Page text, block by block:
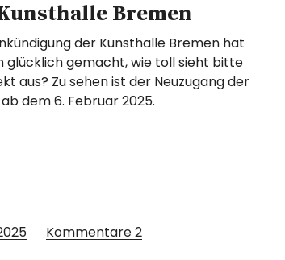
Bremen
der Kunsthalle Bremen hat
glücklich gemacht, wie toll sieht bitte
aus? Zu sehen ist der Neuzugang der
dem 6. Februar 2025.
Kommentare2